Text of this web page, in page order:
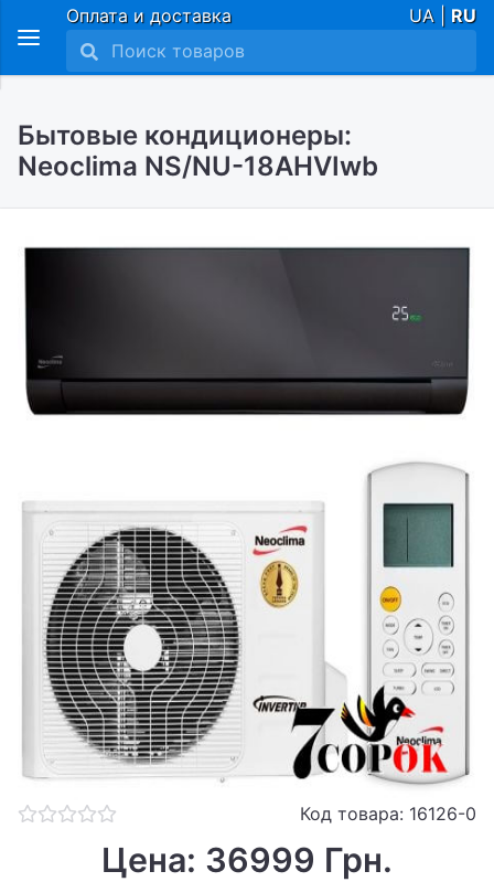
Оплата и доставка UA | RU
Бытовые кондиционеры:
Neoclima NS/NU-18AHVIwb
Код товара: 16126-0
Цена: 36999 Грн.